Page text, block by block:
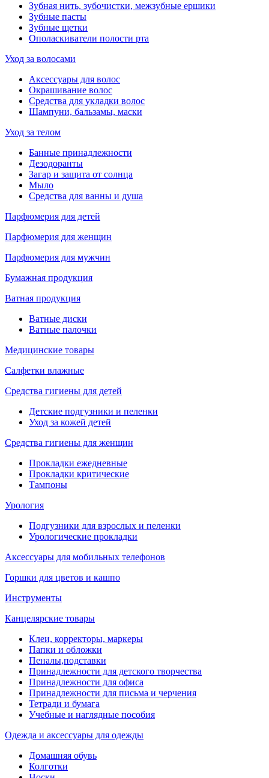
Зубная нить, зубочистки, межзубные ершики
Зубные пасты
Зубные щетки
Ополаскиватели полости рта
Уход за волосами
Аксессуары для волос
Окрашивание волос
Средства для укладки волос
Шампуни, бальзамы, маски
Уход за телом
Банные принадлежности
Дезодоранты
Загар и защита от солнца
Мыло
Средства для ванны и душа
Парфюмерия для детей
Парфюмерия для женщин
Парфюмерия для мужчин
Бумажная продукция
Ватная продукция
Ватные диски
Ватные палочки
Медицинские товары
Салфетки влажные
Средства гигиены для детей
Детские подгузники и пеленки
Уход за кожей детей
Средства гигиены для женщин
Прокладки ежедневные
Прокладки критические
Тампоны
Урология
Подгузники для взрослых и пеленки
Урологические прокладки
Аксессуары для мобильных телефонов
Горшки для цветов и кашпо
Инструменты
Канцелярские товары
Клеи, корректоры, маркеры
Папки и обложки
Пеналы,подставки
Принадлежности для детского творчества
Принадлежности для офиса
Принадлежности для письма и черчения
Тетради и бумага
Учебные и наглядные пособия
Одежда и аксессуары для одежды
Домашняя обувь
Колготки